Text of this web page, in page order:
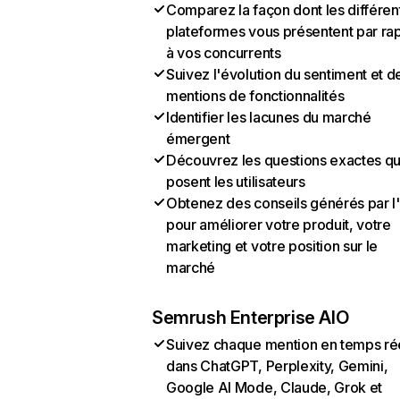
Comparez la façon dont les
plateformes vous présentent par
à vos concurrents
Suivez l'évolution du sentiment et
mentions de fonctionnalités
Identifier les lacunes du marché
émergent
Découvrez les questions exactes
posent les utilisateurs
Obtenez des conseils générés par
pour améliorer votre produit, votre
marketing et votre position sur le
marché
Semrush Enterprise AIO
Suivez chaque mention en temps
dans ChatGPT, Perplexity, Gemini,
Google AI Mode, Claude, Grok et